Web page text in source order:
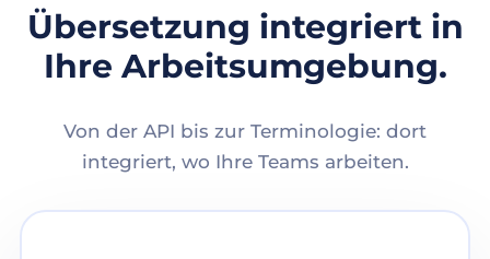
Übersetzung integriert in
Ihre Arbeitsumgebung.
Von der API bis zur Terminologie: dort
integriert, wo Ihre Teams arbeiten.